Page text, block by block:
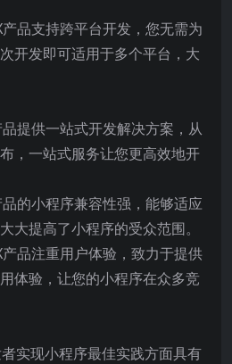
品支持跨平台开发，您无需为
开发即可适用于多个平台，大
提供一站式开发解决方案，从
，一站式服务让您更高效地开
的小程序兼容性强，能够适应
大提高了小程序的受众范围。
品注重用户体验，致力于提供
体验，让您的小程序在众多竞
实现小程序最佳实践方面具有